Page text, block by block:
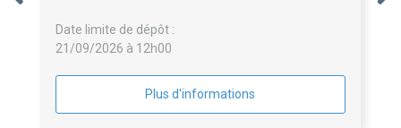
Date limite de dépôt :
21/09/2026 à 12h00
Plus d'informations